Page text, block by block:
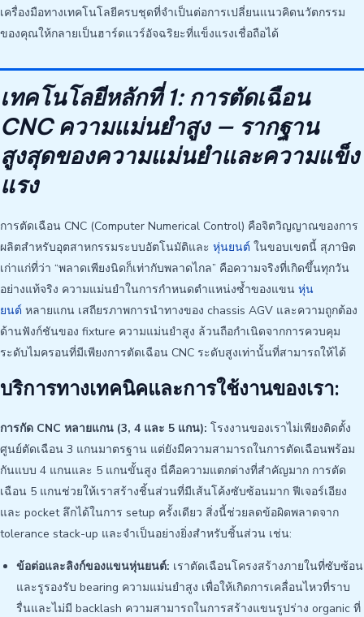
เครื่องมือทางเทคโนโลยีครบชุดที่จำเป็นต่อการเปลี่ยนแนวคิดนวัตกรรม
ของคุณให้กลายเป็นฮาร์ดแวร์อัจฉริยะที่แข็งแรงเชื่อถือได้
เทคโนโลยีหลักที่ 1: การตัดเฉือน
CNC ความแม่นยำสูง — รากฐาน
สูงสุดของความแม่นยำและความแข็ง
แรง
การตัดเฉือน CNC (Computer Numerical Control) คือจิตวิญญาณของการ
ผลิตสำหรับอุตสาหกรรมระบบอัตโนมัติและ หุ่นยนต์ ในขอบเขตนี้ สุภาษิต
เก่าแก่ที่ว่า “พลาดเพียงนิดก็เท่ากับพลาดไกล” คือความจริงที่เกิดขึ้นทุกวัน
อย่างแท้จริง ความแม่นยำในการกำหนดตำแหน่งซ้ำของแขน หุ่น
ยนต์ หลายแกน เสถียรภาพการนำทางของ chassis AGV และความถูกต้อง
ด้านฟังก์ชันของ fixture ความแม่นยำสูง ล้วนถือกำเนิดจากการควบคุม
ระดับไมครอนที่มีเพียงการตัดเฉือน CNC ระดับสูงเท่านั้นที่สามารถให้ได้
บริการทางเทคนิคและการใช้งานของเรา:
การกัด CNC หลายแกน (3, 4 และ 5 แกน): โรงงานของเราไม่เพียงติดตั้ง
ศูนย์ตัดเฉือน 3 แกนมาตรฐาน แต่ยังมีความสามารถในการตัดเฉือนพร้อม
กันแบบ 4 แกนและ 5 แกนขั้นสูง นี่คือความแตกต่างที่สำคัญมาก การตัด
เฉือน 5 แกนช่วยให้เราสร้างชิ้นส่วนที่มีเส้นโค้งซับซ้อนมาก ฟีเจอร์เอียง
และ pocket ลึกได้ในการ setup ครั้งเดียว สิ่งนี้ช่วยลดข้อผิดพลาดจาก
tolerance stack-up และจำเป็นอย่างยิ่งสำหรับชิ้นส่วน เช่น:
ข้อต่อและลิงก์ของแขนหุ่นยนต์: เราตัดเฉือนโครงสร้างภายในที่ซับซ้อน
และรูรองรับ bearing ความแม่นยำสูง เพื่อให้เกิดการเคลื่อนไหวที่ราบ
รื่นและไม่มี backlash ความสามารถในการสร้างแขนรูปร่าง organic ที่